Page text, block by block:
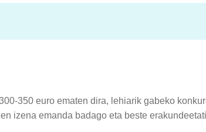
350 euro ematen dira, lehiarik gabeko
izena emanda badago eta beste